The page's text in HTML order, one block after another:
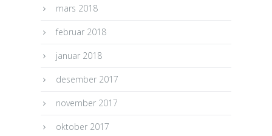
mars 2018
februar 2018
januar 2018
desember 2017
november 2017
oktober 2017